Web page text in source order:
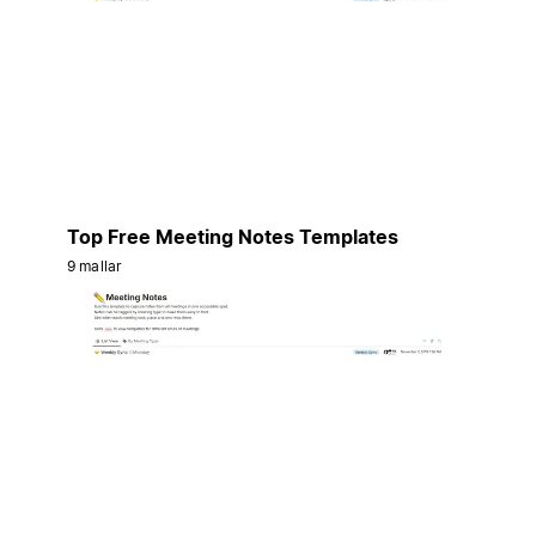
Top Free Meeting Notes Templates
9 mallar